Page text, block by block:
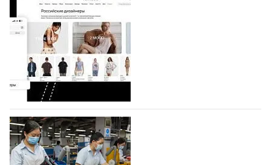
Shoes
Компания BALLINA Guangzhou Lihuang Footwear
Co., Ltd., основанная в 2011 году и расположенная в
Гуанчжоу, столице моды Китая, является
профессиональной обувной компанией,
объединяющей разработку, производство и…
07.08.2026 182
На платформе Lamoda - новый раздел и
условия продвижения локальных
дизайнерских марок